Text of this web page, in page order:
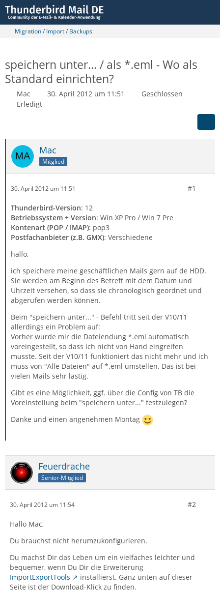
Migration / Import / Backups
speichern unter... / als *.eml - Wo als
Standard einrichten?
Mac 30. April 2012 um 11:51
Geschlossen
Erledigt
Mac
Mitglied
30. April 2012 um 11:51 #1
Thunderbird-Version: 12
Betriebssystem + Version: Win XP Pro / Win 7 Pre
Kontenart (POP / IMAP): pop3
Postfachanbieter (z.B. GMX): Verschiedene
hallo,
ich speichere meine geschäftlichen Mails gern auf de HDD.
Sie werden am Beginn des Betreff mit dem Datum und
Uhrzeit versehen, so dass sie chronologisch geordnet und
abgerufen werden können.
Beim "speichern unter..." - Befehl tritt seit der V10/11
allerdings ein Problem auf:
Vorher wurde mir die Dateiendung *.eml automatisch
voreingestellt, so dass ich nicht von Hand eingreifen
musste. Seit der V10/11 funktioniert das nicht mehr und ich
muss von "Alle Dateien" auf *.eml umstellen. Das ist bei
vielen Mails sehr lästig.
Gibt es eine Möglichkeit, ggf. über die Config von TB die
Voreinstellung beim "speichern unter..." festzulegen?
Danke und einen angenehmen Montag
Feuerdrache
Senior-Mitglied
30. April 2012 um 11:54 #2
Hallo Mac,
Du brauchst nicht herumzukonfigurieren.
Du machst Dir das Leben um ein vielfaches leichter und
bequemer, wenn Du Dir die Erweiterung
ImportExportTools
installierst. Ganz unten auf dieser
Seite ist der Download-Klick zu finden.